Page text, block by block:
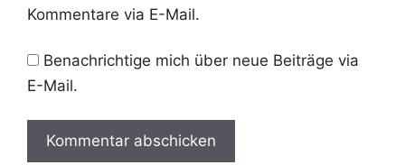
Kommentare via E-Mail.
Benachrichtige mich über neue Beiträge via
E-Mail.